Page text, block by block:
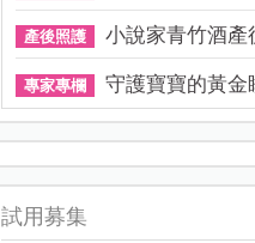
熊本強震讓台灣人也揪心！
產後照護 小說家青竹酒產
專家專欄 守護寶寶的黃金
試用募集